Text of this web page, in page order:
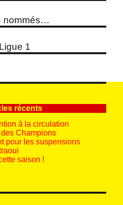
nommés…
1
récents
à la circulation
des Champions
pour les suspensions
saison !